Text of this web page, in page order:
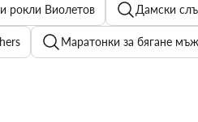
рокли Виолетов Дамски
Маратонки за бягане